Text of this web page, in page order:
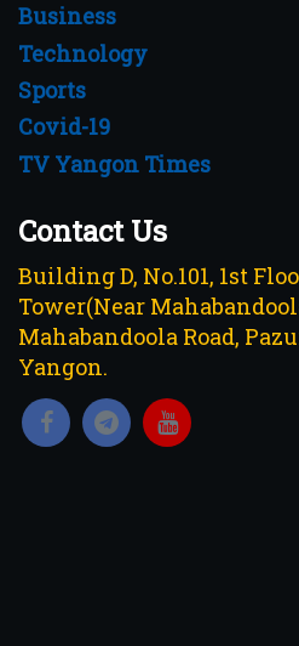
Business
Technology
Sports
Covid-19
TV Yangon Times
Contact Us
Building D, No.101, 1st
Tower(Near
Mahabandoola Road,
Yangon.